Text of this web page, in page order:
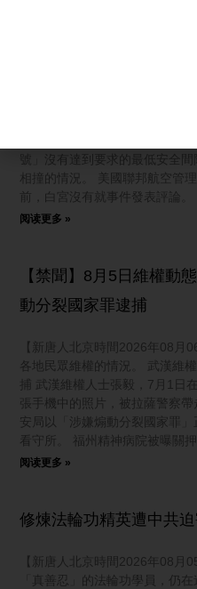
【新唐人北京時間2026年08月
制人員，沒有依照慣例，暫停
號」沒有達到要求的最低安全
相撞的情況。 美國聯邦航空管
前，白宮沒有就事件發表評論。
阅读更多 »
【禁聞】8月5日維權動
動分裂國家罪逮捕
【新唐人北京時間2026年08月
各地民眾維權的情況。 武漢維
捕 武漢維權人士張毅，7月1日
張手機中的照片，被拉薩警察
安局以「涉嫌煽動分裂國家罪
看守所。 福州精神病院被曝關
阅读更多 »
修煉法輪功精英遭中共
【新唐人北京時間2026年08月
「真善忍」的法輪功學員，仍